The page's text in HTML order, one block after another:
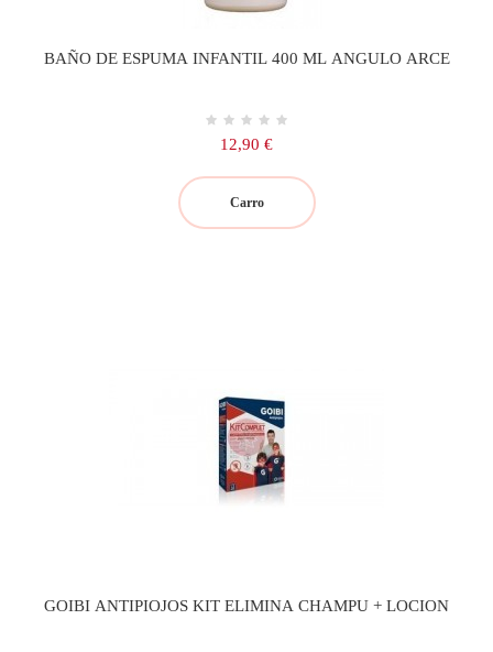
BAÑO DE ESPUMA INFANTIL 400 ML ANGULO ARCE
Precio
12,90 €
Carro
GOIBI ANTIPIOJOS KIT ELIMINA CHAMPU + LOCION